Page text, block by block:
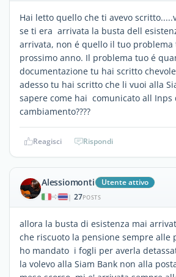
Hai letto quello che ti avevo
se ti era arrivata la busta dell
arrivata, non é quello il tuo
prossimo anno. Il problema tuo é
documentazione tu hai scritto
adesso tu hai scritto che li vuoi alla
sapere come hai comunicato all Inps
cambiamento????
Reagisci Rispondi
Alessiomonti Utente attivo
| 27POSTS
allora la busta di esistenza mai
che riscuoto la pensione sempre alle
ho mandato i fogli per averla
la volevo alla Siam Bank non alla